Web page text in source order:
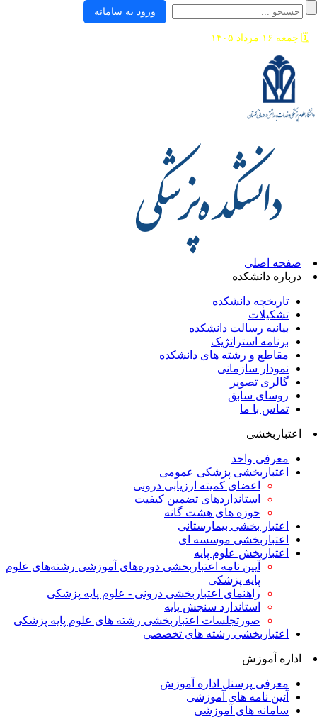
ورود به سامانه
🗓️جمعه ۱۶ مرداد ۱۴۰۵
صفحه اصلی
درباره دانشکده
تاریخچه دانشکده
تشکیلات
بیانیه رسالت دانشکده
برنامه استراتژیک
مقاطع و رشته های دانشکده
نمودار سازمانی
گالری تصویر
روسای سابق
تماس با ما
اعتباربخشی
معرفی واحد
اعتباربخشی پزشکی عمومی
اعضای کمیته ارزیابی درونی
استانداردهای تضمین کیفیت
حوزه های هشت گانه
اعتبار بخشی بیمارستانی
اعتباربخشی موسسه ای
اعتباربخش علوم پایه
آیین نامه اعتباربخشی دوره‌های آموزشی رشته‌های علوم
پایه پزشکی
راهنمای اعتباربخشی درونی - علوم پایه پزشکی
استاندارد سنجش پایه
صورتجلسات اعتباربخشی رشته های علوم پایه پزشکی
اعتباربخشی رشته های تخصصی
اداره آموزش
معرفی پرسنل اداره آموزش
آئین نامه های آموزشی
سامانه های آموزشی